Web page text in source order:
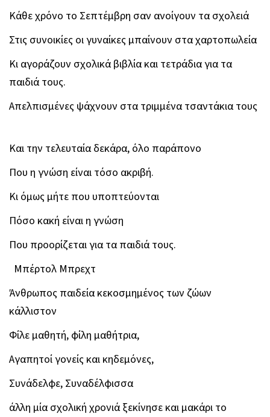
Κάθε χρόνο το Σεπτέμβρη σαν ανοίγουν τα σχολειά
Στις συνοικίες οι γυναίκες μπαίνουν στα χαρτοπωλεία
Κι αγοράζουν σχολικά βιβλία και τετράδια για τα
παιδιά τους.
Απελπισμένες ψάχνουν στα τριμμένα τσαντάκια τους
Και την τελευταία δεκάρα, όλο παράπονο
Που η γνώση είναι τόσο ακριβή.
Κι όμως μήτε που υποπτεύονται
Πόσο κακή είναι η γνώση
Που προορίζεται για τα παιδιά τους.
Μπέρτολ Μπρεχτ
Άνθρωπος παιδεία κεκοσμημένος των ζώων
κάλλιστον
Φίλε μαθητή, φίλη μαθήτρια,
Αγαπητοί γονείς και κηδεμόνες,
Συνάδελφε, Συναδέλφισσα
άλλη μία σχολική χρονιά ξεκίνησε και μακάρι το